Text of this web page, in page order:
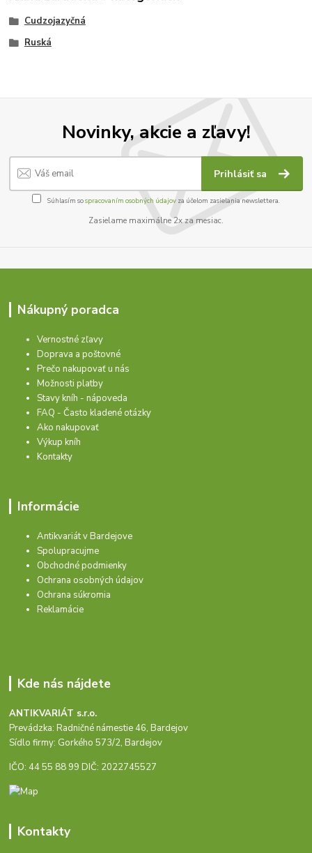
Cudzojazyčná
Ruská
Novinky, akcie a zľavy!
Prihlásiť sa
Súhlasím sospracovaním osobných údajov za účelom zasielania newslettera.
Zasielame maximálne 2x za mesiac.
Nákupný poradca
Vernostné zľavy
Doprava a poštovné
Prečo nakupovať u nás
Možnosti platby
Stavy kníh - nápoveda
FAQ - Často kladené otázky
Ako nakupovať
Výkup kníh
Kontakty
Informácie
Antikvariát v Bardejove
Spolupracujme
Obchodné podmienky
Ochrana osobných údajov
Ochrana súkromia
Reklamácie
Kde nás nájdete
ANTIKVARIÁT s.r.o.
Prevádzka: Radničné námestie 46, Bardejov
Sídlo firmy: Gorkého 573/2, Bardejov
IČO: 44 55 88 99 DIČ: 2022745527
Kontakty